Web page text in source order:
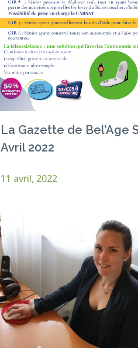
La Gazette de Bel’Age
Avril 2022
11 avril, 2022